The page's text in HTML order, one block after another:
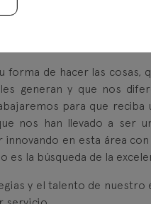
y la de nuevos clientes.
y ampliará su oferta
ofrecerle un servicio aún
forma de hacer las
generan y que nos
para que reciba
nos han llevado a ser
en esta área
la búsqueda de la
y el talento de